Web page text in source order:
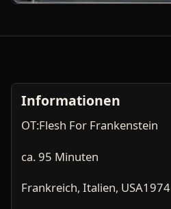
Informationen
OT:Flesh For Frankenstein
ca. 95 Minuten
Frankreich, Italien, USA1974